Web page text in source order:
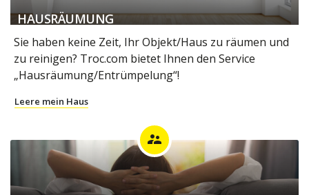
HAUSRÄUMUNG
Sie haben keine Zeit, Ihr Objekt/Haus zu räumen und
zu reinigen? Troc.com bietet Ihnen den Service
„Hausräumung/Entrümpelung“!
Leere mein Haus
supervisor_account